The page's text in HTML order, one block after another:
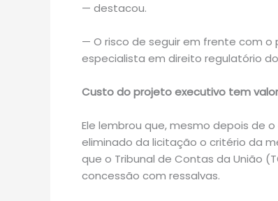
— destacou.
— O risco de seguir em frente com
especialista em direito regulatório
Custo do projeto executivo tem
Ele lembrou que, mesmo depois de
eliminado da licitação o critério da
que o Tribunal de Contas da União
concessão com ressalvas.